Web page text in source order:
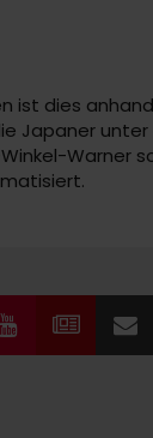
dies
Japaner
Warner